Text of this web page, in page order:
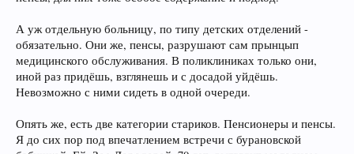
А уж отдельную больницу, по типу детских отделений -
обязательно. Они же, пенсы, разрушают сам прынцып
медицинского обслуживания. В поликлиниках только они,
иной раз придёшь, взглянешь и с досадой уйдёшь.
Невозможно с ними сидеть в одной очереди.
Опять же, есть две категории стариков. Пенсионеры и пенсы.
Я до сих пор под впечатлением встречи с бурановской